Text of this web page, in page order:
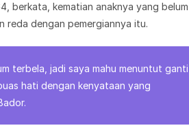
berkata, kematian anaknya yang belum
reda dengan pemergiannya itu.
terbela, jadi saya mahu menuntut ganti
hati dengan kenyataan yang